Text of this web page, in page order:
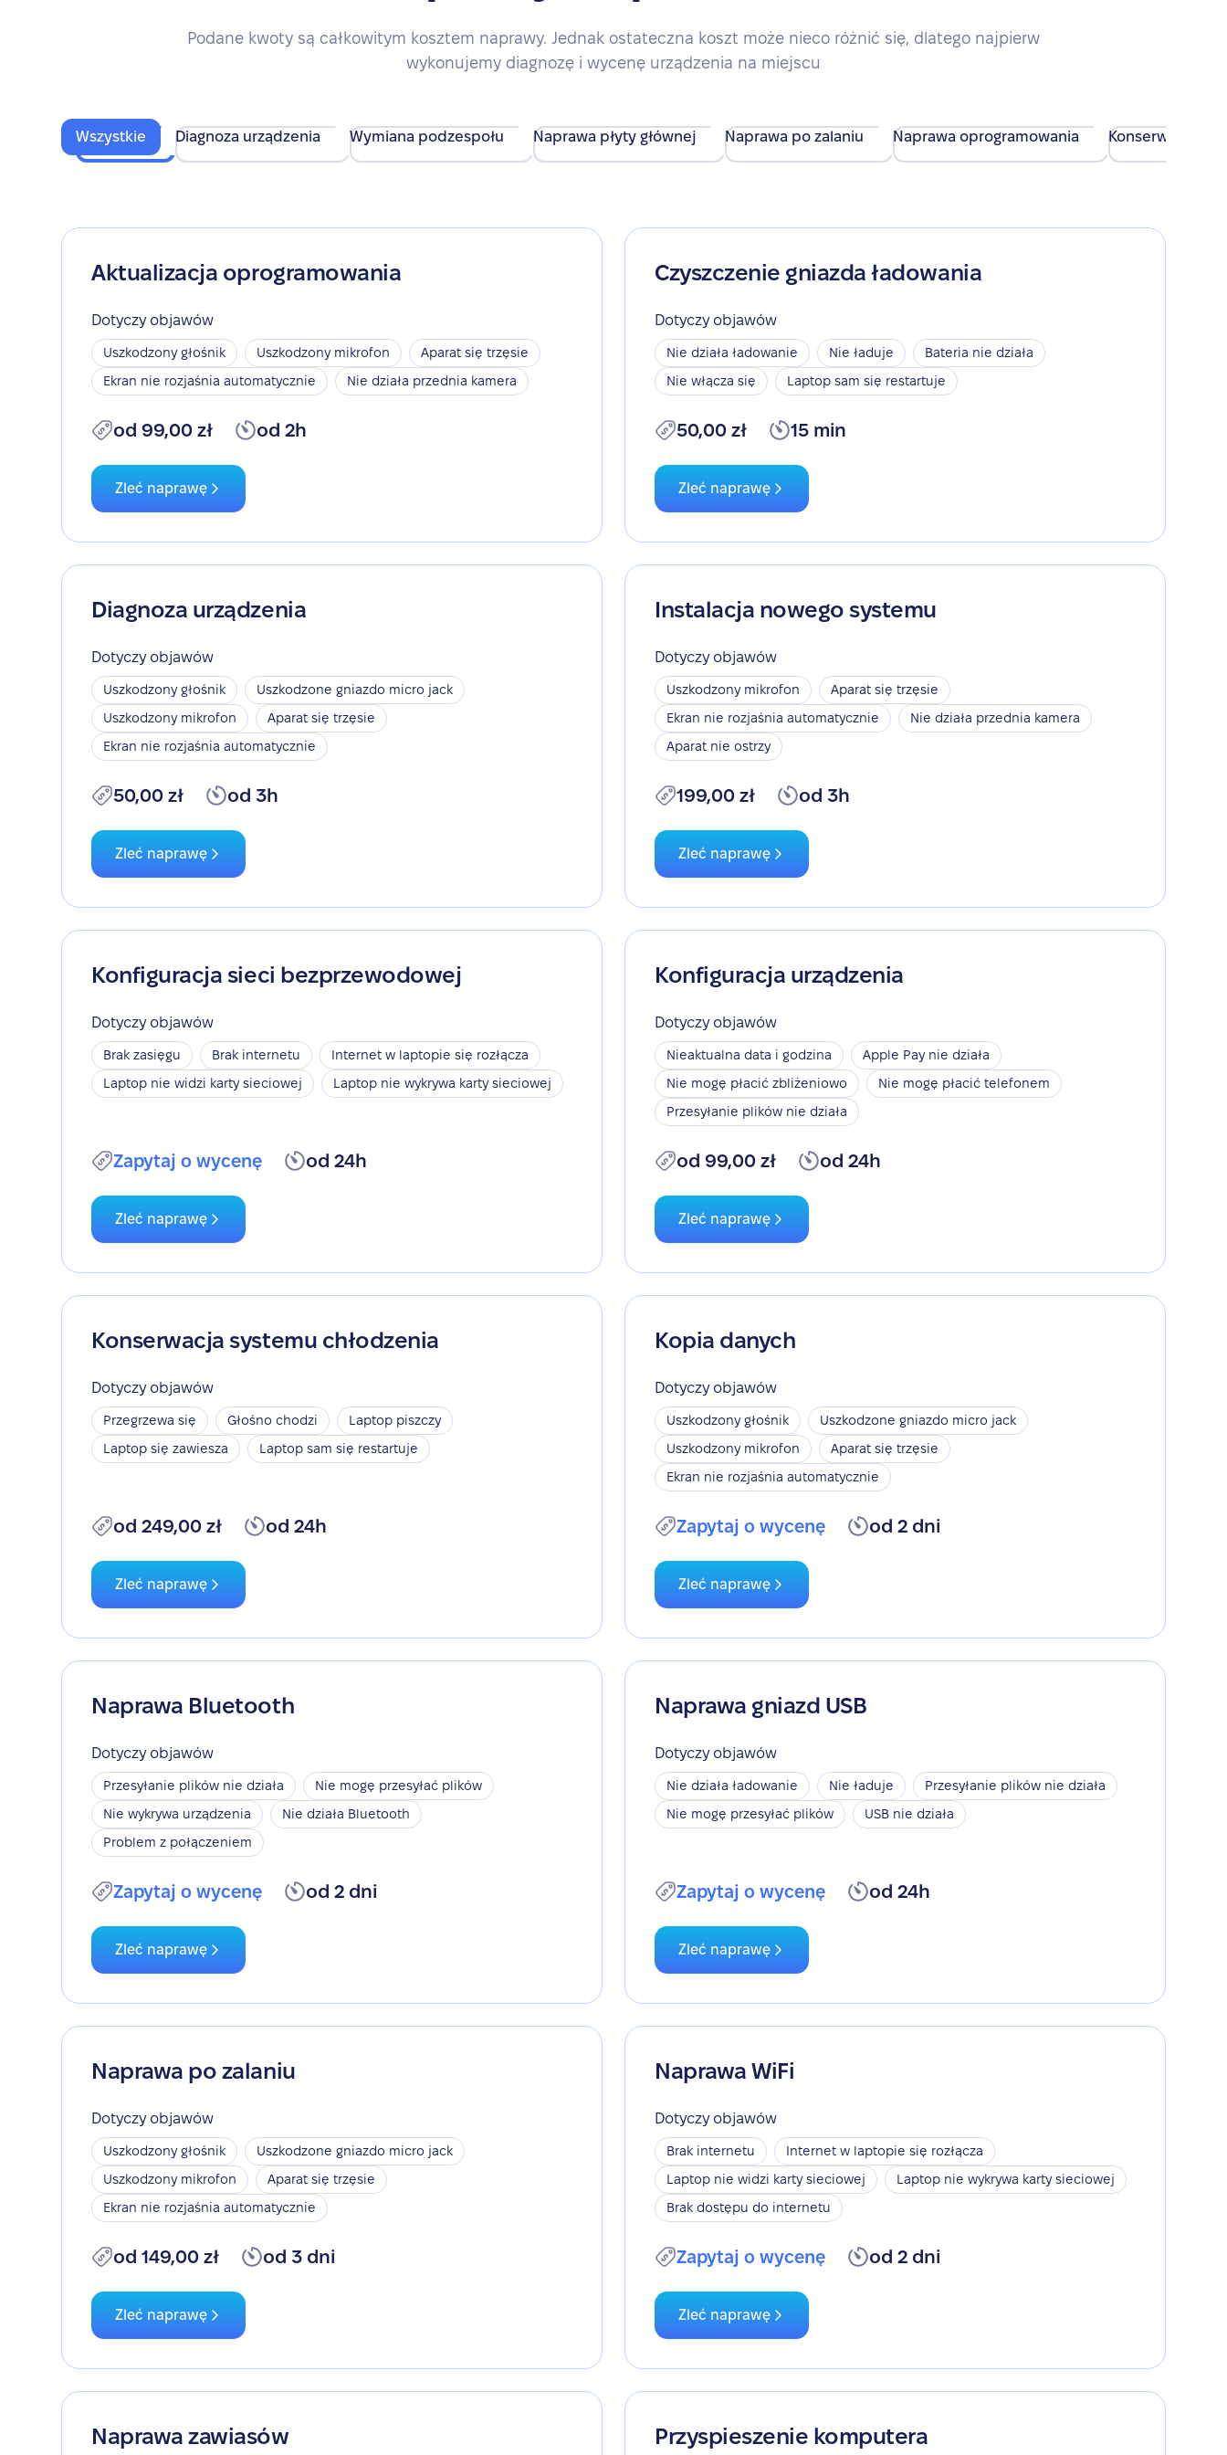
Podane kwoty są całkowitym kosztem naprawy. Jednak ostateczna koszt może nieco różnić się, dlatego najpierw
wykonujemy diagnozę i wycenę urządzenia na miejscu
Wszystkie Diagnoza urządzenia Wymiana podzespołu Naprawa płyty głównej Naprawa po zalaniu Naprawa oprogramowania Konserwacja
Aktualizacja oprogramowania
Dotyczy objawów
Uszkodzony głośnik Uszkodzony mikrofon
Aparat się trzęsie
Ekran nie rozjaśnia automatycznie
Nie działa przednia kamera
od 99,00 zł od 2h
Zleć naprawę
Czyszczenie gniazda ładowania
Dotyczy objawów
Nie działa ładowanie Nie ładuje
Bateria nie działa
Nie włącza się
Laptop sam się restartuje
50,00 zł 15 min
Zleć naprawę
Diagnoza urządzenia
Dotyczy objawów
Uszkodzony głośnik
Uszkodzone gniazdo micro jack
Uszkodzony mikrofon
Aparat się trzęsie
Ekran nie rozjaśnia automatycznie
50,00 zł od 3h
Zleć naprawę
Instalacja nowego systemu
Dotyczy objawów
Uszkodzony mikrofon
Aparat się trzęsie
Ekran nie rozjaśnia automatycznie
Nie działa przednia kamera
Aparat nie ostrzy
199,00 zł od 3h
Zleć naprawę
Konfiguracja sieci bezprzewodowej
Dotyczy objawów
Brak zasięgu Brak internetu
Internet w laptopie się rozłącza
Laptop nie widzi karty sieciowej
Laptop nie wykrywa karty sieciowej
Zapytaj o wycenę od 24h
Zleć naprawę
Konfiguracja urządzenia
Dotyczy objawów
Nieaktualna data i godzina
Apple Pay nie działa
Nie mogę płacić zbliżeniowo
Nie mogę płacić telefonem
Przesyłanie plików nie działa
od 99,00 zł od 24h
Zleć naprawę
Konserwacja systemu chłodzenia
Dotyczy objawów
Przegrzewa się Głośno chodzi
Laptop piszczy
Laptop się zawiesza
Laptop sam się restartuje
od 249,00 zł od 24h
Zleć naprawę
Kopia danych
Dotyczy objawów
Uszkodzony głośnik
Uszkodzone gniazdo micro jack
Uszkodzony mikrofon
Aparat się trzęsie
Ekran nie rozjaśnia automatycznie
Zapytaj o wycenę od 2 dni
Zleć naprawę
Naprawa Bluetooth
Dotyczy objawów
Przesyłanie plików nie działa
Nie mogę przesyłać plików
Nie wykrywa urządzenia
Nie działa Bluetooth
Problem z połączeniem
Zapytaj o wycenę od 2 dni
Zleć naprawę
Naprawa gniazd USB
Dotyczy objawów
Nie działa ładowanie Nie ładuje
Przesyłanie plików nie działa
Nie mogę przesyłać plików
USB nie działa
Zapytaj o wycenę od 24h
Zleć naprawę
Naprawa po zalaniu
Dotyczy objawów
Uszkodzony głośnik
Uszkodzone gniazdo micro jack
Uszkodzony mikrofon
Aparat się trzęsie
Ekran nie rozjaśnia automatycznie
od 149,00 zł od 3 dni
Zleć naprawę
Naprawa WiFi
Dotyczy objawów
Brak internetu
Internet w laptopie się rozłącza
Laptop nie widzi karty sieciowej
Laptop nie wykrywa karty sieciowej
Brak dostępu do internetu
Zapytaj o wycenę od 2 dni
Zleć naprawę
Naprawa zawiasów Przyspieszenie komputera